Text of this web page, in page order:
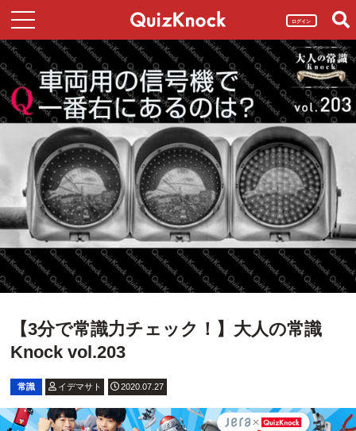
ログイン
【3分で常識力チェック！】大人の常識
Knock vol.203
常識 イデマサト 2020.07.27